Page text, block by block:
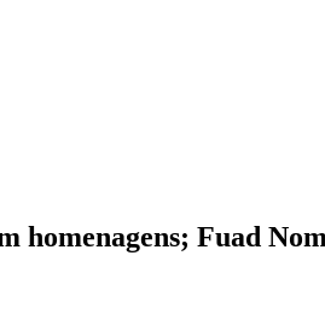
homenagens; Fuad